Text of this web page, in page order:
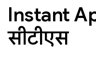
Instant
सीटीएस